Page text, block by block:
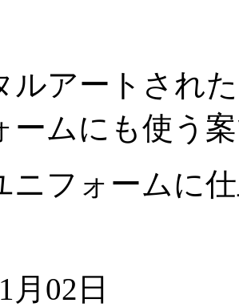
ルアートされ
ームにも使う
ニフォームに
月02日